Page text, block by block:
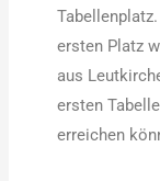
ersten Platz
aus
ersten
erreichen